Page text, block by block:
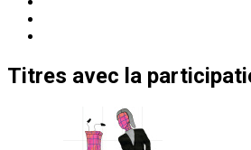
Titres avec la